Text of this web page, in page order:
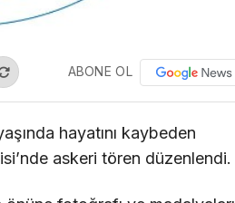
ABONE OL
hayatını kaybeden
askeri tören düzenlendi.